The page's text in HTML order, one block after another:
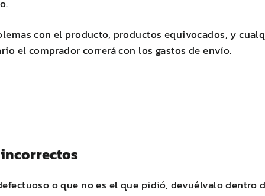
con el producto, productos equivocados, y
el comprador correrá con los gastos de envío.
o que no es el que pidió, devuélvalo